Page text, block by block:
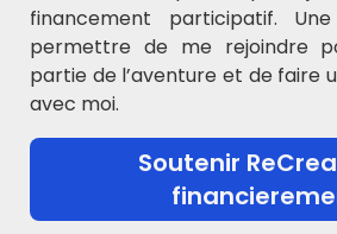
vous intéresse merci de me
le faire parvenir !
ReCreatissedit :
1 novembre 2015 à 16 h 02 min
Je viens de vous envoyer un
financement participatif.
permettre de me rejoindre
partie de l’aventure et de faire
avec moi.
Soutenir